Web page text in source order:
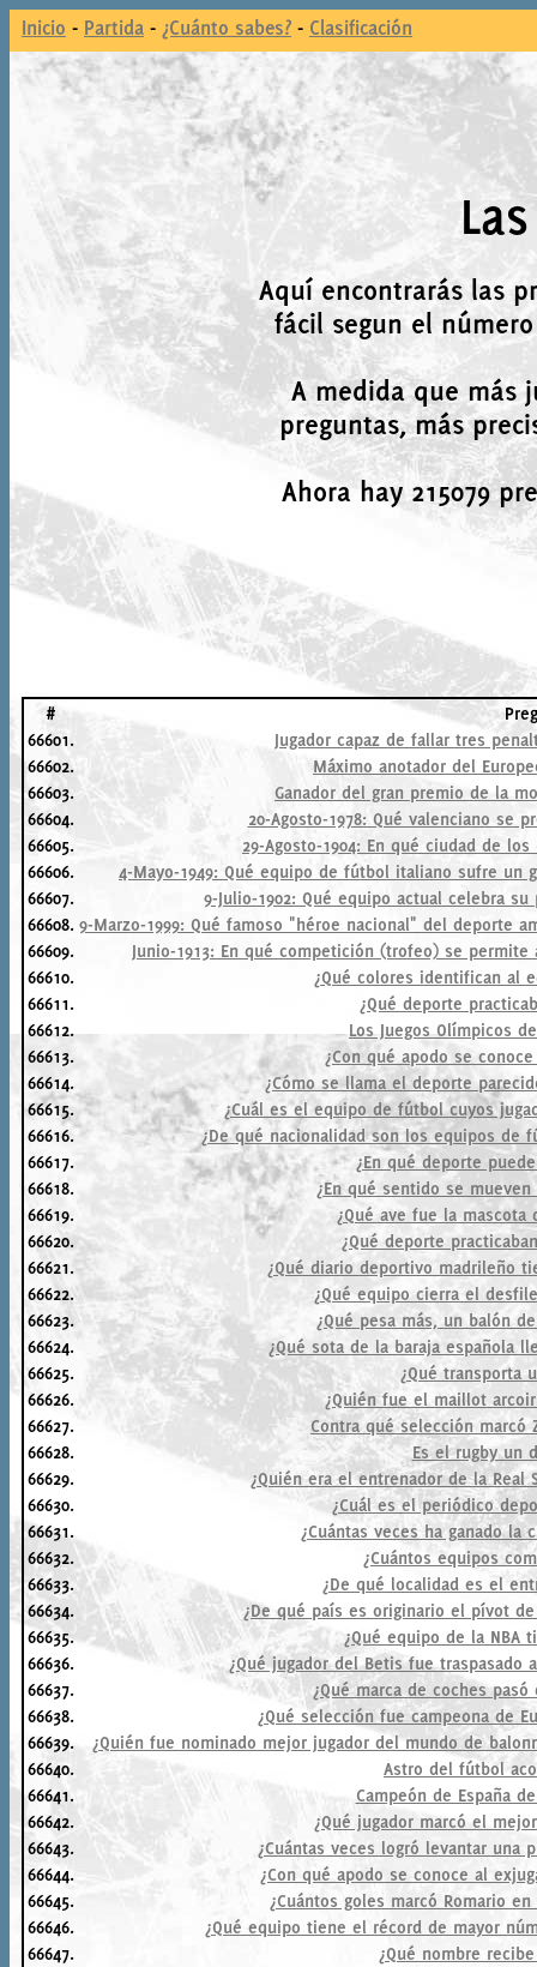
Inicio - Partida - ¿Cuánto sabes? - Clasificación
Aquí encontrarás las
fácil segun el
A medida que más
preguntas, más
Ahora hay 215079
#
66601.
Jugador capaz de fallar tres
66602.
Máximo anotador del
66603.
Ganador del gran premio de la
66604.
20-Agosto-1978: Qué valenciano se
66605.
29-Agosto-1904: En qué ciudad de
66606.
4-Mayo-1949: Qué equipo de fútbol italiano sufre
66607.
9-Julio-1902: Qué equipo actual celebra
66608. 9-Marzo-1999: Qué famoso "héroe nacional" del deporte
66609.
Junio-1913: En qué competición (trofeo) se
66610.
¿Qué colores identifican al
66611.
¿Qué deporte
66612.
Los Juegos Olímpicos
66613.
¿Con qué apodo se
66614.
¿Cómo se llama el deporte
66615.
¿Cuál es el equipo de fútbol cuyos
66616.
¿De qué nacionalidad son los equipos de
66617.
¿En qué deporte
66618.
¿En qué sentido se
66619.
¿Qué ave fue la mascota
66620.
¿Qué deporte
66621.
¿Qué diario deportivo madrileño
66622.
¿Qué equipo cierra el
66623.
¿Qué pesa más, un balón
66624.
¿Qué sota de la baraja española
66625.
¿Qué transporta
66626.
¿Quién fue el maillot
66627.
Contra qué selección marcó
66628.
Es el rugby un
66629.
¿Quién era el entrenador de la Real
66630.
¿Cuál es el periódico
66631.
¿Cuántas veces ha ganado la
66632.
¿Cuántos equipos
66633.
¿De qué localidad es el
66634.
¿De qué país es originario el pívot
66635.
¿Qué equipo de la NBA
66636.
¿Qué jugador del Betis fue traspasado
66637.
¿Qué marca de coches
66638.
¿Qué selección fue campeona de
66639.
¿Quién fue nominado mejor jugador del mundo de
66640.
Astro del fútbol
66641.
Campeón de España
66642.
¿Qué jugador marcó el
66643.
¿Cuántas veces logró levantar una
66644.
¿Con qué apodo se conoce al
66645.
¿Cuántos goles marcó Romario
66646.
¿Qué equipo tiene el récord de mayor
66647.
¿Qué nombre